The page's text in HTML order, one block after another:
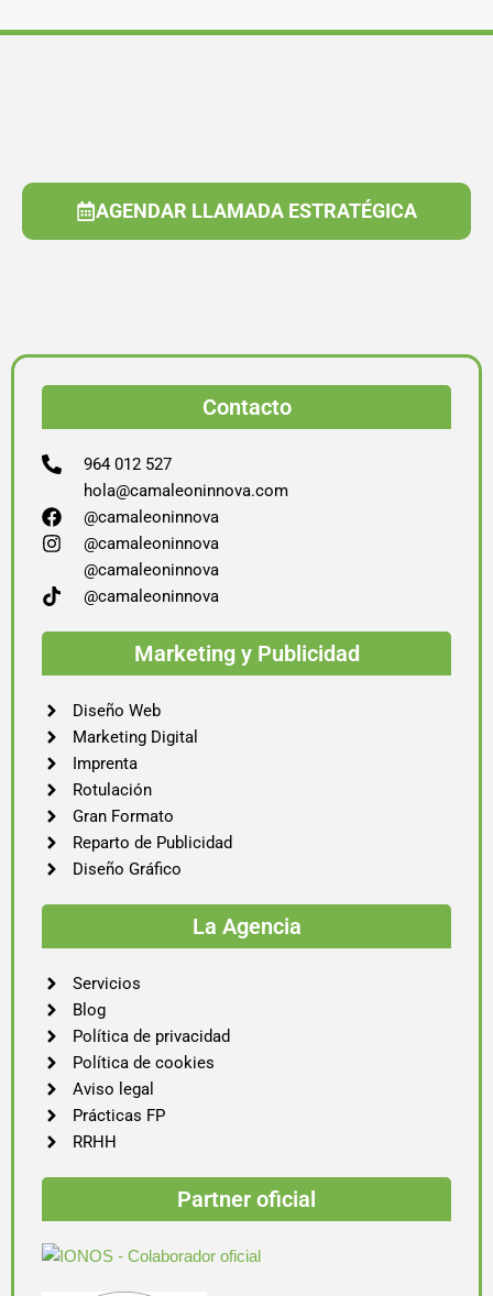
AGENDAR LLAMADA ESTRATÉGICA
Contacto
964 012 527
hola@camaleoninnova.com
@camaleoninnova
@camaleoninnova
@camaleoninnova
@camaleoninnova
Marketing y Publicidad
Diseño Web
Marketing Digital
Imprenta
Rotulación
Gran Formato
Reparto de Publicidad
Diseño Gráfico
La Agencia
Servicios
Blog
Política de privacidad
Política de cookies
Aviso legal
Prácticas FP
RRHH
Partner oficial